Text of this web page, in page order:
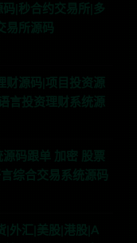
|秒合约交易所|多
易所源码
源码|项目投资源
言投资理财系统源
码跟单 加密 股票
综合交易系统源码
|外汇|美股|港股|A